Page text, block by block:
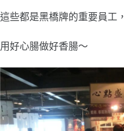
這些都是黑橋牌的重要員工，
用好心腸做好香腸～